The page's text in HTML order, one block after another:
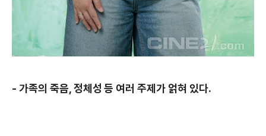
- 가족의 죽음, 정체성 등 여러 주제가 얽혀 있다.